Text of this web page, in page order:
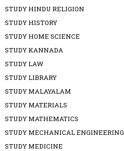
STUDY HINDU RELIGION
STUDY HISTORY
STUDY HOME SCIENCE
STUDY KANNADA
STUDY LAW
STUDY LIBRARY
STUDY MALAYALAM
STUDY MATERIALS
STUDY MATHEMATICS
STUDY MECHANICAL ENGINEERING
STUDY MEDICINE